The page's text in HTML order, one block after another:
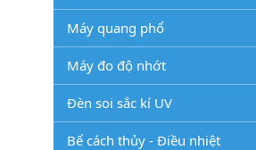
Máy quang phổ
Máy đo độ nhớt
Đèn soi sắc kí UV
Bể cách thủy - Điều nhiệt